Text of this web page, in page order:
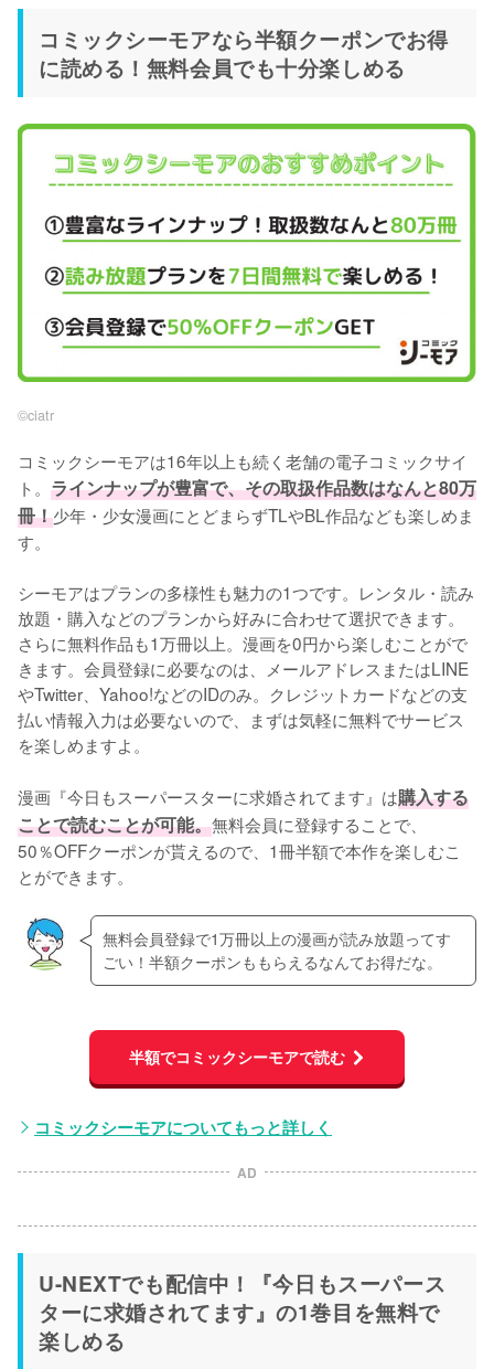
コミックシーモアなら半額クーポンでお得
に読める！無料会員でも十分楽しめる
©︎ciatr
コミックシーモアは16年以上も続く老舗の電子コミックサイ
ト。 ラインナップが豊富で、その取扱作品数はなんと80万
冊！少年・少女漫画にとどまらずTLやBL作品なども楽しめま
す。
シーモアはプランの多様性も魅力の1つです。レンタル・読み
放題・購入などのプランから好みに合わせて選択できます。
さらに無料作品も1万冊以上。漫画を0円から楽しむことがで
きます。会員登録に必要なのは、メールアドレスまたはLINE
やTwitter、Yahoo!などのIDのみ。クレジットカードなどの支
払い情報入力は必要ないので、まずは気軽に無料でサービス
を楽しめますよ。
漫画『今日もスーパースターに求婚されてます』は購入する
ことで読むことが可能。無料会員に登録することで、
50％OFFクーポンが貰えるので、1冊半額で本作を楽しむこ
とができます。
無料会員登録で1万冊以上の漫画が読み放題ってす
ごい！半額クーポンももらえるなんてお得だな。
半額でコミックシーモアで読む
コミックシーモアについてもっと詳しく
AD
U-NEXTでも配信中！『今日もスーパース
ターに求婚されてます』の1巻目を無料で
楽しめる